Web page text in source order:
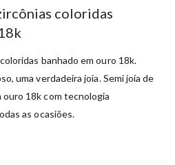
coloridas
banhado em ouro 18k.
uma verdadeira joia. Semi joia de
ouro 18k com tecnologia
as ocasiões.